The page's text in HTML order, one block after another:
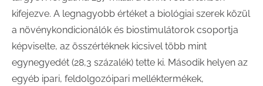
kifejezve. A legnagyobb értéket a biológiai szerek közül
a növénykondicionálók és biostimulátorok csoportja
képviselte, az összértéknek kicsivel több mint
egynegyedét (28,3 százalék) tette ki. Második helyen az
egyéb ipari, feldolgozóipari melléktermékek,